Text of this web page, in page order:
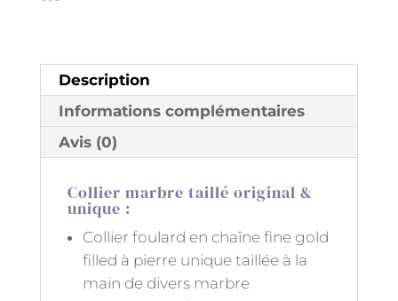
Description
Informations complémentaires
Avis (0)
Collier marbre taillé original &
unique :
Collier foulard en chaîne fine gold
filled à pierre unique taillée à la
main de divers marbre